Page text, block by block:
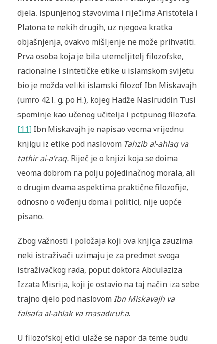
djela, ispunjenog stavovima i riječima Aristotela i
Platona te nekih drugih, uz njegova kratka
objašnjenja, ovakvo mišljenje ne može prihvatiti.
Prva osoba koja je bila utemeljitelj filozofske,
racionalne i sintetičke etike u islamskom svijetu
bio je možda veliki islamski filozof Ibn Miskavajh
(umro 421. g. po H.), kojeg Hadže Nasiruddin Tusi
spominje kao učenog učitelja i potpunog filozofa.
[11]Ibn Miskavajh je napisao veoma vrijednu
knjigu iz etike pod naslovom Tahzib al-ahlaq va
tathir al-a‘raq.Riječ je o knjizi koja se doima
veoma dobrom na polju pojedinačnog morala, ali
o drugim dvama aspektima praktične filozofije,
odnosno o vođenju doma i politici, nije uopće
pisano.
Zbog važnosti i položaja koji ova knjiga zauzima
neki istraživači uzimaju je za predmet svoga
istraživačkog rada, poput doktora Abdulaziza
Izzata Misrija, koji je ostavio na taj način iza sebe
trajno djelo pod naslovomIbn Miskavajh va
falsafa al-ahlak va masadiruha.
U filozofskoj etici ulaže se napor da teme budu